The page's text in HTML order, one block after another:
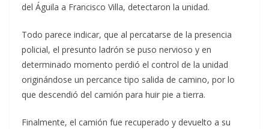
del Águila a Francisco Villa, detectaron la unidad.
Todo parece indicar, que al percatarse de la presencia
policial, el presunto ladrón se puso nervioso y en
determinado momento perdió el control de la unidad
originándose un percance tipo salida de camino, por lo
que descendió del camión para huir pie a tierra.
Finalmente, el camión fue recuperado y devuelto a su